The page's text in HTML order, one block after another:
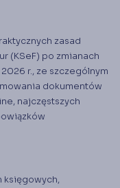
zasad
(KSeF) po zmianach
r., ze szczególnym
dokumentów
najczęstszych
księgowych,